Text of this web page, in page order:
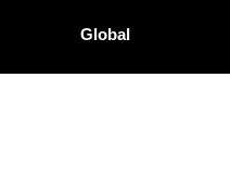
Global